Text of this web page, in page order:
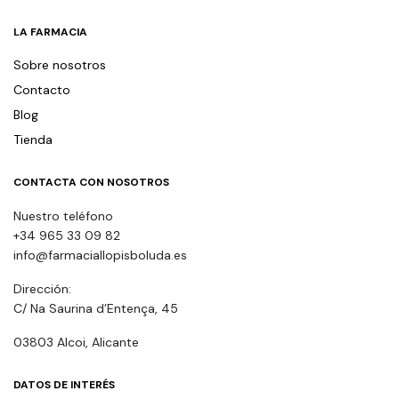
LA FARMACIA
Sobre nosotros
Contacto
Blog
Tienda
CONTACTA CON NOSOTROS
Nuestro teléfono
+34 965 33 09 82
info@farmaciallopisboluda.es
Dirección:
C/ Na Saurina d’Entença, 45
03803 Alcoi, Alicante
DATOS DE INTERÉS